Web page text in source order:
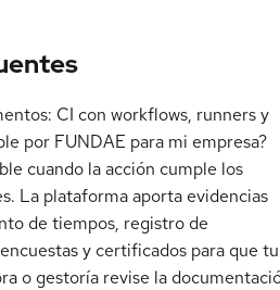
CI con workflows, runners y
por FUNDAE para mi empresa?
cuando la acción cumple los
La plataforma aporta evidencias
de tiempos, registro de
y certificados para que tu
o gestoría revise la